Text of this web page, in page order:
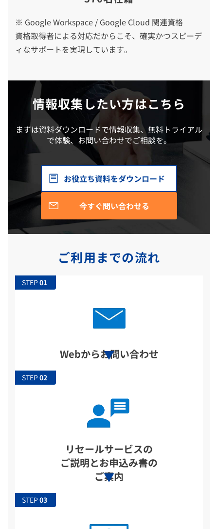
※ Google Workspace / Google Cloud 関連資格
資格取得者による対応だからこそ、確実かつスピーデ
ィなサポートを実現しています。
情報収集したい方はこちら
まずは資料ダウンロードで情報収集、無料トライアル
で体験、お問い合わせでご相談を。
お役立ち資料をダウンロード
今すぐ問い合わせる
ご利用までの流れ
STEP
Webからお問い合わせ
STEP
リセールサービスの
ご説明とお申込み書の
ご案内
STEP